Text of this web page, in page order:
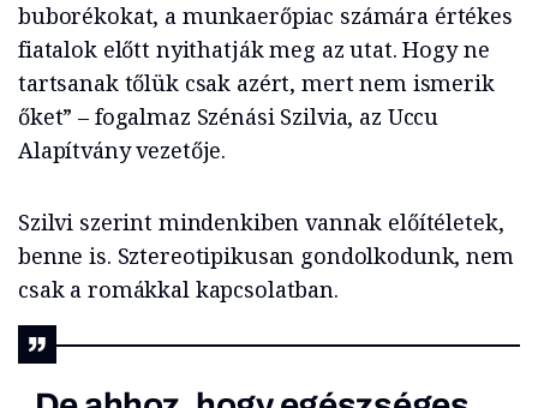
buborékokat, a munkaerőpiac számára értékes
fiatalok előtt nyithatják meg az utat. Hogy ne
tartsanak tőlük csak azért, mert nem ismerik
őket” – fogalmaz Szénási Szilvia, az Uccu
Alapítvány vezetője.
Szilvi szerint mindenkiben vannak előítéletek,
benne is. Sztereotipikusan gondolkodunk, nem
csak a romákkal kapcsolatban.